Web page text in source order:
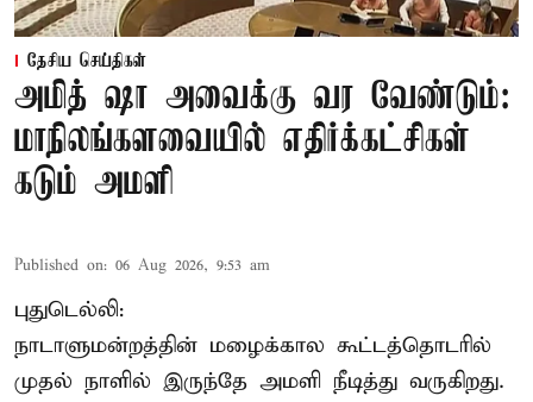
தேசிய செய்திகள்
அமித் ஷா அவைக்கு வர வேண்டும்:
மாநிலங்களவையில் எதிர்க்கட்சிகள்
கடும் அமளி
Published on: 06 Aug 2026, 9:53 am
புதுடெல்லி:
நாடாளுமன்றத்தின் மழைக்கால கூட்டத்தொடரில்
முதல் நாளில் இருந்தே அமளி நீடித்து வருகிறது.